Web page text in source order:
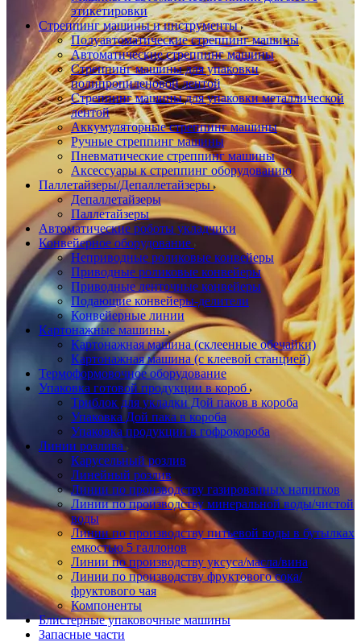
этикетировки
Стреппинг машины и инструменты
Полуавтоматические стреппинг машины
Автоматические стреппинг машины
Стреппинг машины для упаковки
полипропиленовой лентой
Стреппинг машины для упаковки металлической
лентой
Аккумуляторные стреппинг машины
Ручные стреппинг машины
Пневматические стреппинг машины
Аксессуары к стреппинг оборудованию
Паллетайзеры/Депаллетайзеры
Депаллетайзеры
Паллетайзеры
Автоматические роботы укладчики
Конвейерное оборудование
Неприводные роликовые конвейеры
Приводные роликовые конвейеры
Приводные ленточные конвейеры
Подающие конвейеры-делители
Конвейерные линии
Картонажные машины
Картонажная машина (склеенные обечайки)
Картонажная машина (с клеевой станцией)
Термоформовочное оборудование
Упаковка готовой продукции в короб
Триблок для укладки Дой паков в короба
Упаковка Дой пака в короба
Упаковка продукции в гофрокороба
Линии розлива
Карусельный розлив
Линейный розлив
Линии по производству газированных напитков
Линии по производству минеральной воды/чистой
воды
Линии по производству питьевой воды в бутылках
емкостью 5 галлонов
Линии по производству уксуса/масла/вина
Линии по производству фруктового сока/
фруктового чая
Компоненты
Блистерные упаковочные машины
Запасные части